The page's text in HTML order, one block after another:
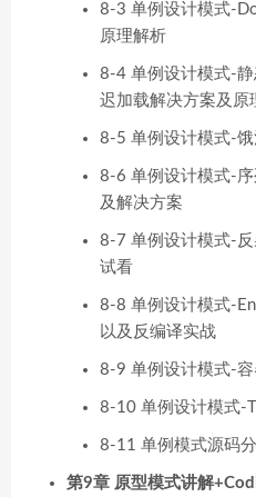
8-3 单例设计模式-
原理解析
8-4 单例设计模式-
迟加载解决方案及原
8-5 单例设计模式-
8-6 单例设计模式-
及解决方案
8-7 单例设计模式-
试看
8-8 单例设计模式-
以及反编译实战
8-9 单例设计模式-容
8-10 单例设计模式-
8-11 单例模式源码
第9章 原型模式讲解